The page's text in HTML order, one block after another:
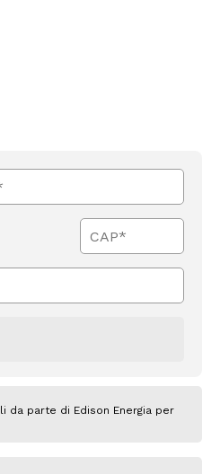
da parte di Edison Energia per